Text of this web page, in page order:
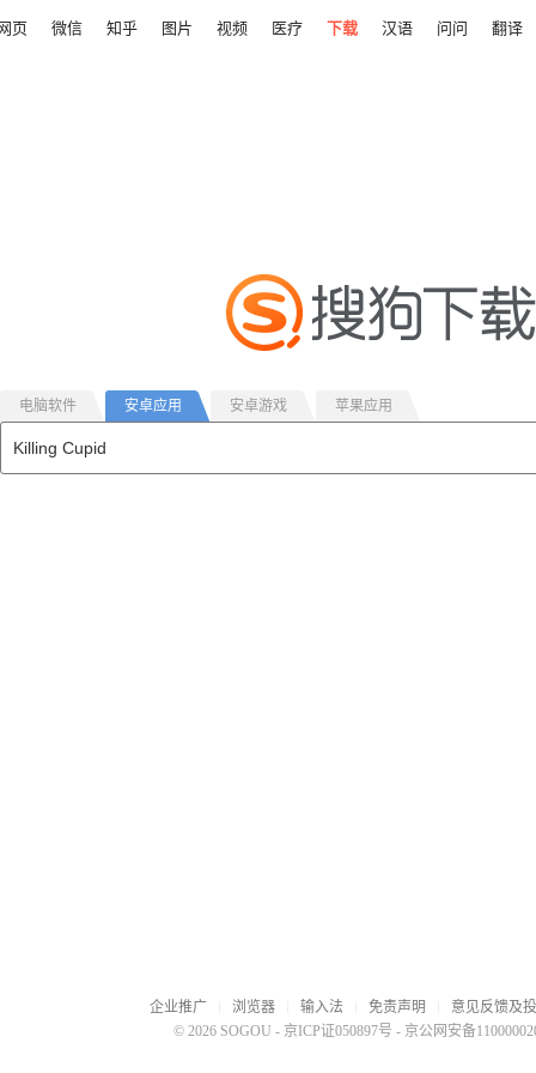
页 微信 知乎 图片 视频 医疗 下载 汉语 问问 翻译
电脑软件 安卓应用 安卓游戏 苹果应用
企业推广 浏览器 输入法 免责声明
意见反馈及
© 2026 SOGOU - 京ICP证050897号 - 京公网安备